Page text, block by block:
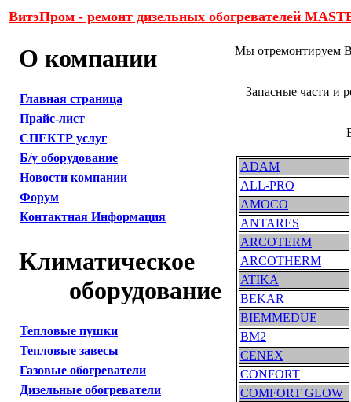
ВитэПром - ремонт дизельных обогревателей
О компании
Главная страница
Прайс-лист
СПЕКТР услуг
Б/у оборудование
Новости компании
Форум
Контактная Информация
Климатическое
оборудование
Тепловые пушки
Тепловые завесы
Газовые обогреватели
Дизельные обогреватели
Мы отремонтируем
Запасные части и
ADAM
ALL-PRO
AMOCO
ANTARES
ARCOTERM
ARCOTHERM
ATIKA
BEKAR
BIEMMEDUE
BM2
CENEX
CONFORT
COMFORT GLOW